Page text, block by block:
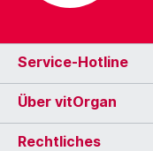
Service-Hotline
Über vitOrgan
Rechtliches